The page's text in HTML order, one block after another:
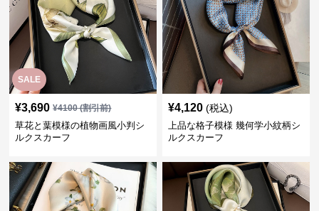
SALE
¥3,690 ¥4100(割引前)
草花と葉模様の植物画風小判シ
ルクスカーフ
¥4,120 (税込)
上品な格子模様 幾何学小紋柄シ
ルクスカーフ